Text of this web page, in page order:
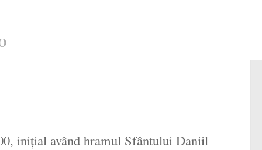
inițial având hramul Sfântului Daniil